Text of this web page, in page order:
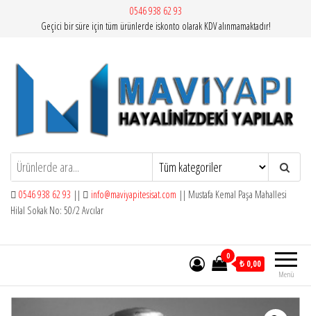
0546 938 62 93
Geçici bir süre için tüm ürünlerde iskonto olarak KDV alınmamaktadır!
Mavi Yapı | Vitra Artema
0546 938 62 93 || info@maviyapitesisat.com || Mustafa Kemal Paşa Mahallesi
Hilal Sokak No: 50/2 Avcılar
Menü
0
₺ 0,00